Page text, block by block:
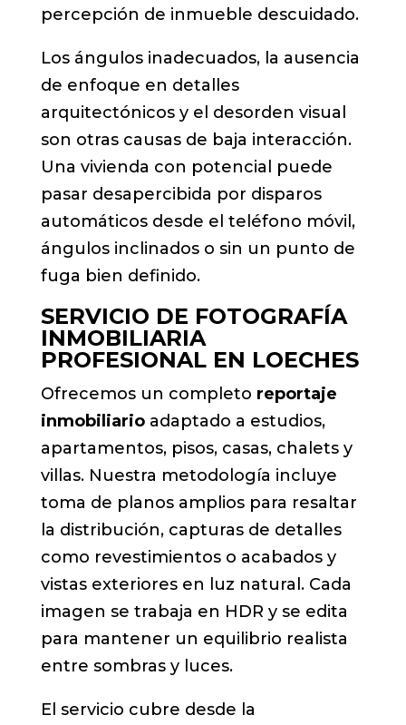
percepción de inmueble descuidado.
Los ángulos inadecuados, la ausencia
de enfoque en detalles
arquitectónicos y el desorden visual
son otras causas de baja interacción.
Una vivienda con potencial puede
pasar desapercibida por disparos
automáticos desde el teléfono móvil,
ángulos inclinados o sin un punto de
fuga bien definido.
SERVICIO DE FOTOGRAFÍA
INMOBILIARIA
PROFESIONAL EN LOECHES
Ofrecemos un completo reportaje
inmobiliarioadaptado a estudios,
apartamentos, pisos, casas, chalets y
villas. Nuestra metodología incluye
toma de planos amplios para resaltar
la distribución, capturas de detalles
como revestimientos o acabados y
vistas exteriores en luz natural. Cada
imagen se trabaja en HDR y se edita
para mantener un equilibrio realista
entre sombras y luces.
El servicio cubre desde la